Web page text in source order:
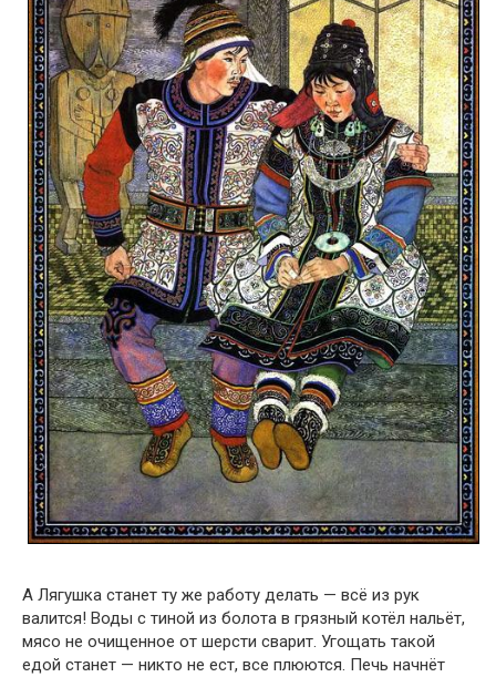
А Лягушка станет ту же работу делать — всё из рук
валится! Воды с тиной из болота в грязный котёл нальёт,
мясо не очищенное от шерсти сварит. Угощать такой
едой станет — никто не ест, все плюются. Печь начнёт